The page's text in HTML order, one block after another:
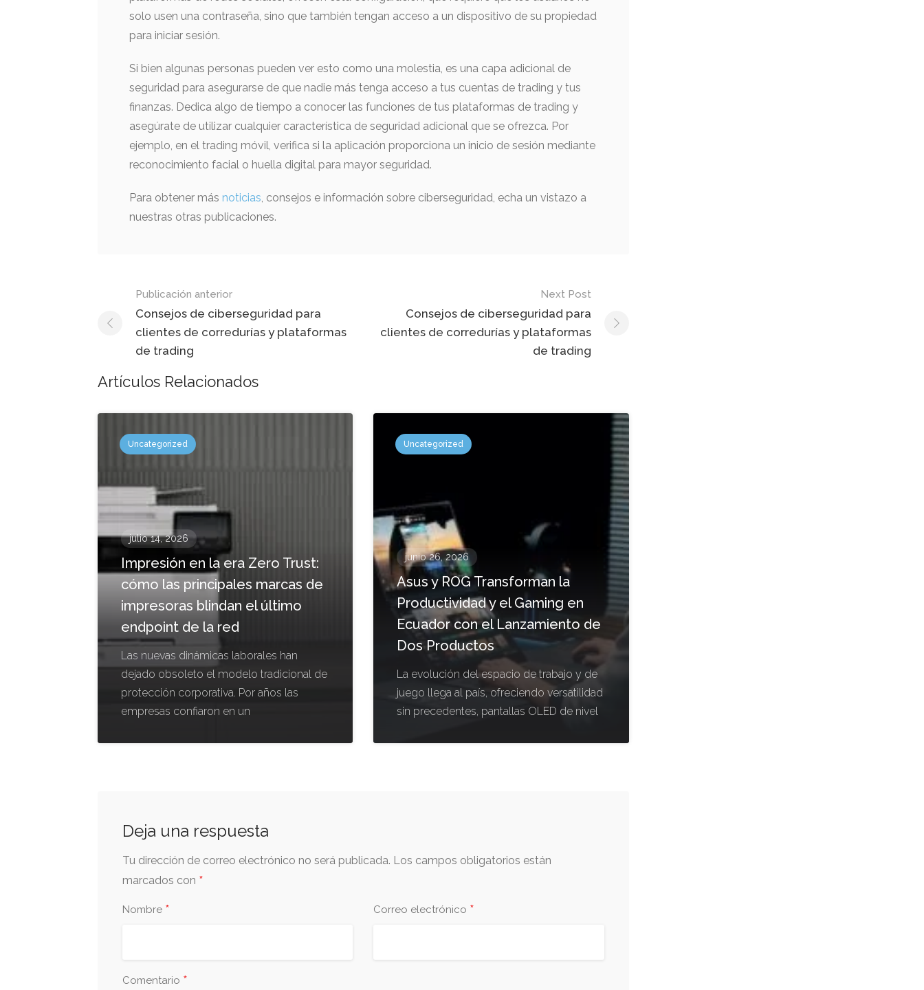
solo usen una contraseña, sino que también tengan acceso a un dispositivo de su propiedad
para iniciar sesión.
Si bien algunas personas pueden ver esto como una molestia, es una capa adicional de
seguridad para asegurarse de que nadie más tenga acceso a tus cuentas de trading y tus
finanzas. Dedica algo de tiempo a conocer las funciones de tus plataformas de trading y
asegúrate de utilizar cualquier característica de seguridad adicional que se ofrezca. Por
ejemplo, en el trading móvil, verifica si la aplicación proporciona un inicio de sesión mediante
reconocimiento facial o huella digital para mayor seguridad.
Para obtener más noticias, consejos e información sobre ciberseguridad, echa un vistazo a
nuestras otras publicaciones.
Mensaje
de
navegación
Publicación anterior
Consejos de ciberseguridad para
clientes de corredurías y plataformas
de trading
Next Post
Consejos de ciberseguridad para
clientes de corredurías y plataformas
de trading
Artículos Relacionados
Uncategorized
julio 14, 2026
Impresión en la era Zero Trust:
cómo las principales marcas de
impresoras blindan el último
endpoint de la red
Las nuevas dinámicas laborales han
dejado obsoleto el modelo tradicional de
protección corporativa. Por años las
empresas confiaron en un
Uncategorized
junio 26, 2026
Asus y ROG Transforman la
Productividad y el Gaming en
Ecuador con el Lanzamiento de
Dos Productos
La evolución del espacio de trabajo y de
juego llega al país, ofreciendo versatilidad
sin precedentes, pantallas OLED de nivel
Deja una respuesta
Tu dirección de correo electrónico no será publicada. Los campos obligatorios están
marcados con *
Nombre * Correo electrónico *
Comentario *